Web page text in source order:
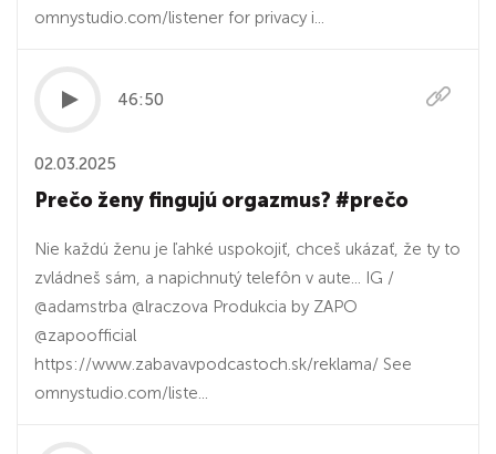
omnystudio.com/listener for privacy i...
46:50
02.03.2025
Prečo ženy fingujú orgazmus? #prečo
Nie každú ženu je ľahké uspokojiť, chceš ukázať, že ty to
zvládneš sám, a napichnutý telefôn v aute... IG /
@adamstrba @lraczova Produkcia by ZAPO
@zapoofficial
https://www.zabavavpodcastoch.sk/reklama/ See
omnystudio.com/liste...